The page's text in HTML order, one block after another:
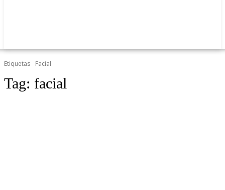
Etiquetas Facial
Tag: facial